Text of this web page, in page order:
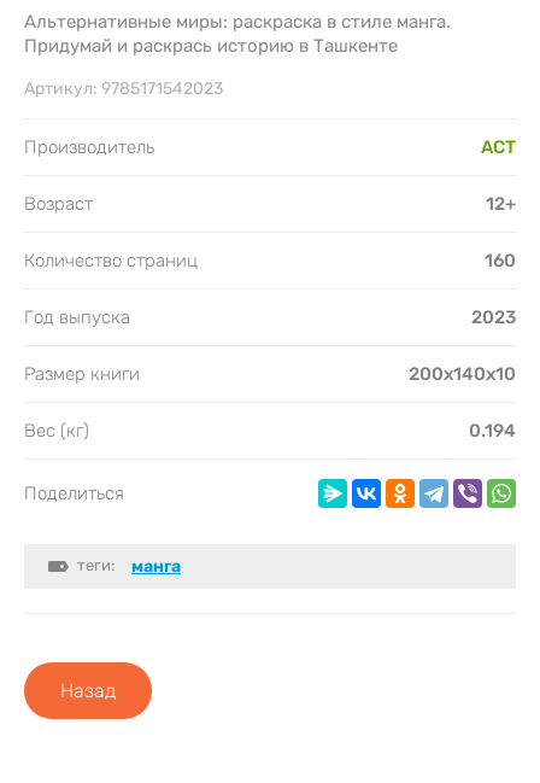
Альтернативные миры: раскраска в стиле манга.
Придумай и раскрась историю в Ташкенте
Артикул: 9785171542023
Производитель АСТ
Возраст 12+
Количество страниц 160
Год выпуска 2023
Размер книги 200x140x10
Вес (кг) 0.194
Поделиться
теги: манга
Назад